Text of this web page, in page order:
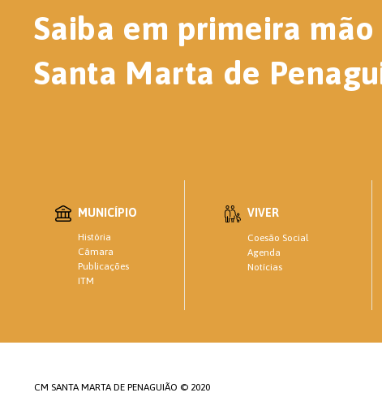
Saiba em primeira
Santa Marta de
MUNICÍPIO
História
Câmara
Publicações
ITM
VIVER
Coesão Social
Agenda
Notícias
CM SANTA MARTA DE PENAGUIÃO © 2020